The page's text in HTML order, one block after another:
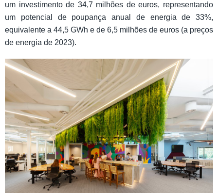
um investimento de 34,7 milhões de euros, representando
um potencial de poupança anual de energia de 33%,
equivalente a 44,5 GWh e de 6,5 milhões de euros (a preços
de energia de 2023).